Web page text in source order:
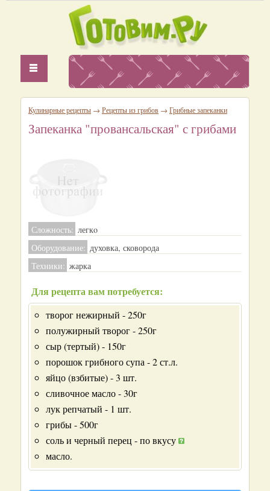
Кулинарные рецепты → Рецепты из грибов → Грибные запеканки
Запеканка "провансальская" с грибами
Сложность: легкo
Оборудование: духовка, сковорода
Техники: жарка
Для рецепта вам потребуется:
творог нежирный - 250г
полужирный творог - 250г
сыр (тертый) - 150г
порошок грибного супа - 2 ст.л.
яйцо (взбитые) - 3 шт.
сливочное масло - 30г
лук репчатый - 1 шт.
грибы - 500г
соль и черный перец - по вкусу
масло.